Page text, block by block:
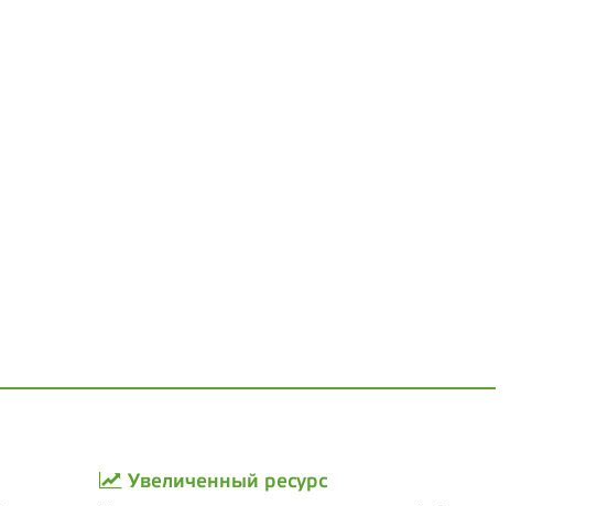
Увеличенный ресурс